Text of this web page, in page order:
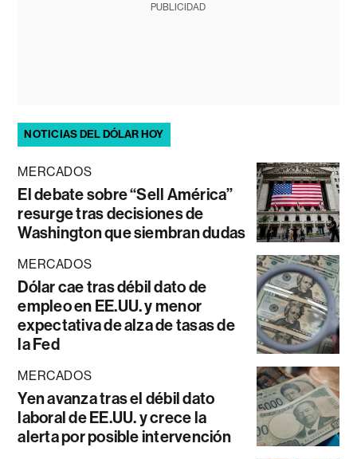
PUBLICIDAD
NOTICIAS DEL DÓLAR HOY
MERCADOS
El debate sobre “Sell América”
resurge tras decisiones de
Washington que siembran dudas
MERCADOS
Dólar cae tras débil dato de
empleo en EE.UU. y menor
expectativa de alza de tasas de
la Fed
MERCADOS
Yen avanza tras el débil dato
laboral de EE.UU. y crece la
alerta por posible intervención